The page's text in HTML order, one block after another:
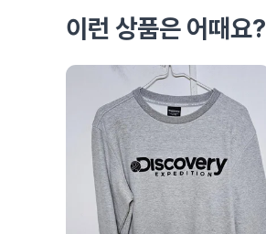
이런 상품은 어때요?